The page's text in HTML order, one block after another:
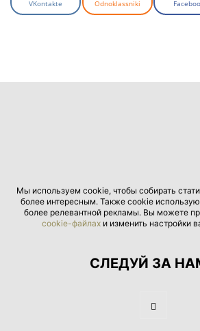
VKontakte Odnoklassniki
Мы используем cookie, чтобы собирать
более интересным. Также cookie
более релевантной рекламы. Вы можете
cookie-файлах и изменить настройки
СЛЕДУЙ ЗА